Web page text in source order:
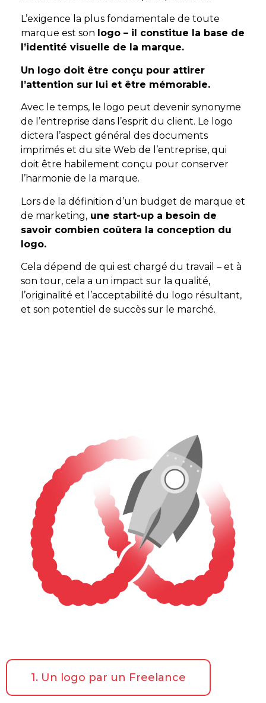
L’exigence la plus fondamentale de toute
marque est son logo – il constitue la base de
l’identité visuelle de la marque.
Un logo doit être conçu pour attirer
l’attention sur lui et être mémorable.
Avec le temps, le logo peut devenir synonyme
de l’entreprise dans l’esprit du client. Le logo
dictera l’aspect général des documents
imprimés et du site Web de l’entreprise, qui
doit être habilement conçu pour conserver
l’harmonie de la marque.
Lors de la définition d’un budget de marque et
de marketing, une start-up a besoin de
savoir combien coûtera la conception du
logo.
Cela dépend de qui est chargé du travail – et à
son tour, cela a un impact sur la qualité,
l’originalité et l’acceptabilité du logo résultant,
et son potentiel de succès sur le marché.
1. Un logo par un Freelance